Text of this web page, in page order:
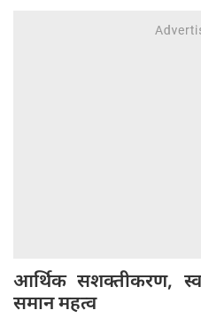
आर्थिक सशक्तीकरण,
समान महत्व